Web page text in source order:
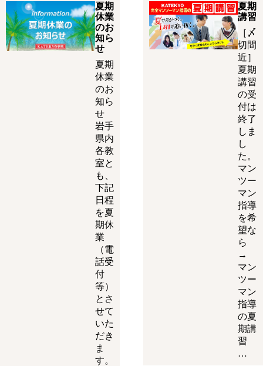
夏期
休業
のお
知ら
せ
夏期
休業
のお
知ら
せ
岩手
県内
各教
室と
も、
下記
日程
を夏
期休
業
（電
話受
付
等）
とさ
せて
いた
だき
ま
す。
夏期
講習
［〆
切間
近］
夏期
講習
の受
付は
終了
しま
し
た。
マン
ツー
マン
指導
を希
望な
ら
→
マン
ツー
マン
指導
の夏
期講
習
…